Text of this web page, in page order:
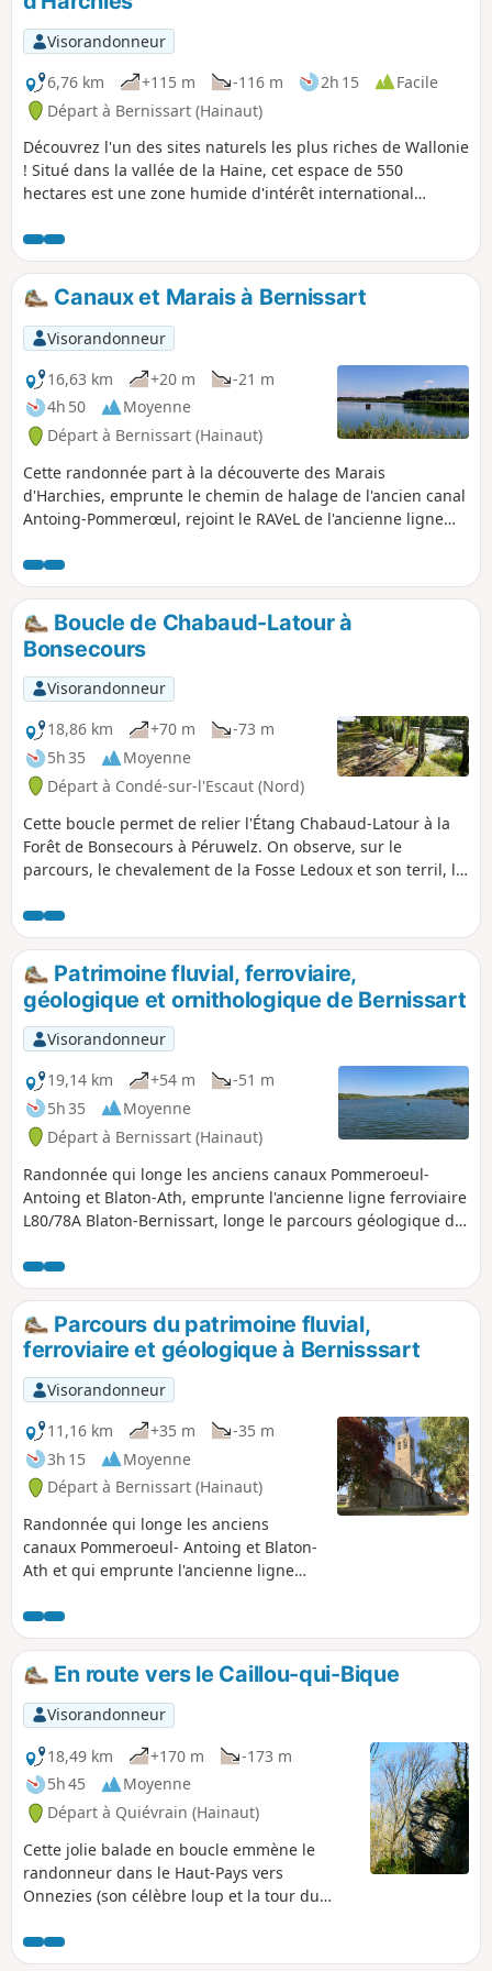
Visorandonneur
6,76 km
+115 m -116 m 2h 15
Facile
Départ à Bernissart (Hainaut)
Découvrez l'un des sites naturels les plus riches de Wallonie
! Situé dans la vallée de la Haine, cet espace de 550
hectares est une zone humide d'intérêt international
(poussettes admises) vous emmène à travers de vastes
roselières, des plans d'eau et des boisements, offrant de
nombreux observatoires pour admirer hérons, canards et,
avec un peu de chance, le mystérieux Butor étoilé.
Canaux et Marais à Bernissart
Visorandonneur
16,63 km
+20 m
-21 m
4h 50
Moyenne
Départ à Bernissart (Hainaut)
Cette randonnée part à la découverte des Marais
d'Harchies, emprunte le chemin de halage de l'ancien canal
Antoing-Pommerœul, rejoint le RAVeL de l'ancienne ligne
Bernissart puis vous emmène enfin dans les campagnes sur
l'ancienne voie de chemin de fer (non aménagée) qui reliait
le charbonnage des Sartis à la gare de Bernissart.
Boucle de Chabaud-Latour à
Bonsecours
Visorandonneur
18,86 km
+70 m
-73 m
5h 35
Moyenne
Départ à Condé-sur-l'Escaut (Nord)
Cette boucle permet de relier l'Étang Chabaud-Latour à la
Forêt de Bonsecours à Péruwelz. On observe, sur le
parcours, le chevalement de la Fosse Ledoux et son terril, la
Bon-Secours de Péruwelz.
Patrimoine fluvial, ferroviaire,
géologique et ornithologique de Bernissart
Visorandonneur
19,14 km
+54 m
-51 m
5h 35
Moyenne
Départ à Bernissart (Hainaut)
Randonnée qui longe les anciens canaux Pommeroeul-
Antoing et Blaton-Ath, emprunte l'ancienne ligne ferroviaire
L80/78A Blaton-Bernissart, longe le parcours géologique du
champêtres et le Marais d'Harchies À faire par temps sec !
Les tronçons des GR® 121 et 412 étant très boueux (quasi
impraticables) par temps pluvieux.
Parcours du patrimoine fluvial,
ferroviaire et géologique à Bernisssart
Visorandonneur
11,16 km
+35 m
-35 m
3h 15
Moyenne
Départ à Bernissart (Hainaut)
Randonnée qui longe les anciens
canaux Pommeroeul- Antoing et Blaton-
Ath et qui emprunte l'ancienne ligne
pour terminer par des chemins
champêtres qui longent le parcours
géologique du musée de Bernissart.
En route vers le Caillou-qui-Bique
Visorandonneur
18,49 km
+170 m
-173 m
5h 45
Moyenne
Départ à Quiévrain (Hainaut)
Cette jolie balade en boucle emmène le
randonneur dans le Haut-Pays vers
Onnezies (son célèbre loup et la tour du
renommée Brasserie du Baron) et le Caillou
qui Bique au dessus de la Grande